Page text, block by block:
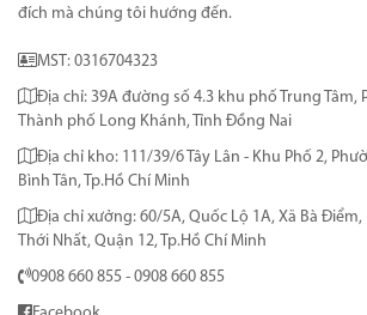
đích mà chúng tôi hướng đến.
MST: 0316704323
Địa chỉ: 39A đường số 4.3 khu phố Trung Tâm,
Thành phố Long Khánh, Tỉnh Đồng Nai
Địa chỉ kho: 111/39/6 Tây Lân - Khu Phố 2,
Bình Tân, Tp.Hồ Chí Minh
Địa chỉ xưởng: 60/5A, Quốc Lộ 1A, Xã Bà Điểm,
Thới Nhất, Quận 12, Tp.Hồ Chí Minh
0908 660 855 - 0908 660 855